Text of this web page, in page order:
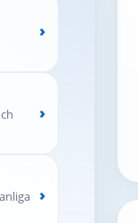
›
›
›